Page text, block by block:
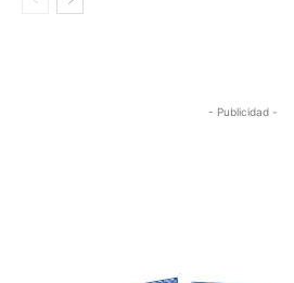
- Publicidad -